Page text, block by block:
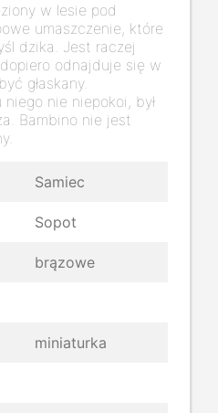
w lesie pod
umaszczenie, które
dzika. Jest raczej
odnajduje się w
głaskany.
nie niepokoi, był
Bambino nie jest
Samiec
Sopot
brązowe
miniaturka